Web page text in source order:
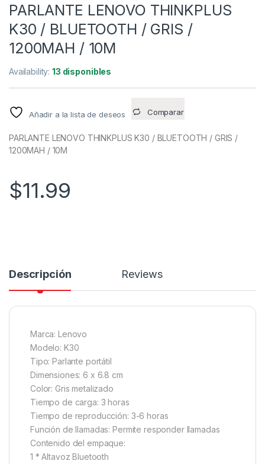
PARLANTE LENOVO THINKPLUS
K30 / BLUETOOTH / GRIS /
1200MAH / 10M
Availability:13 disponibles
Añadir a la lista de deseos Comparar
PARLANTE LENOVO THINKPLUS K30 / BLUETOOTH / GRIS /
1200MAH / 10M
$11.99
Descripción Reviews
Marca: Lenovo
Modelo: K30
Tipo: Parlante portátil
Dimensiones: 6 x 6.8 cm
Color: Gris metalizado
Tiempo de carga: 3 horas
Tiempo de reproducción: 3-6 horas
Función de llamadas: Permite responder llamadas
Contenido del empaque:
1 * Altavoz Bluetooth